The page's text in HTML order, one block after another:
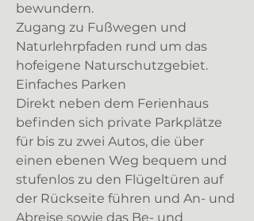
bewundern.
Zugang zu Fußwegen und
Naturlehrpfaden rund um das
hofeigene Naturschutzgebiet.
Einfaches Parken
Direkt neben dem Ferienhaus
befinden sich private Parkplätze
für bis zu zwei Autos, die über
einen ebenen Weg bequem und
stufenlos zu den Flügeltüren auf
der Rückseite führen und An- und
Abreise sowie das Be- und